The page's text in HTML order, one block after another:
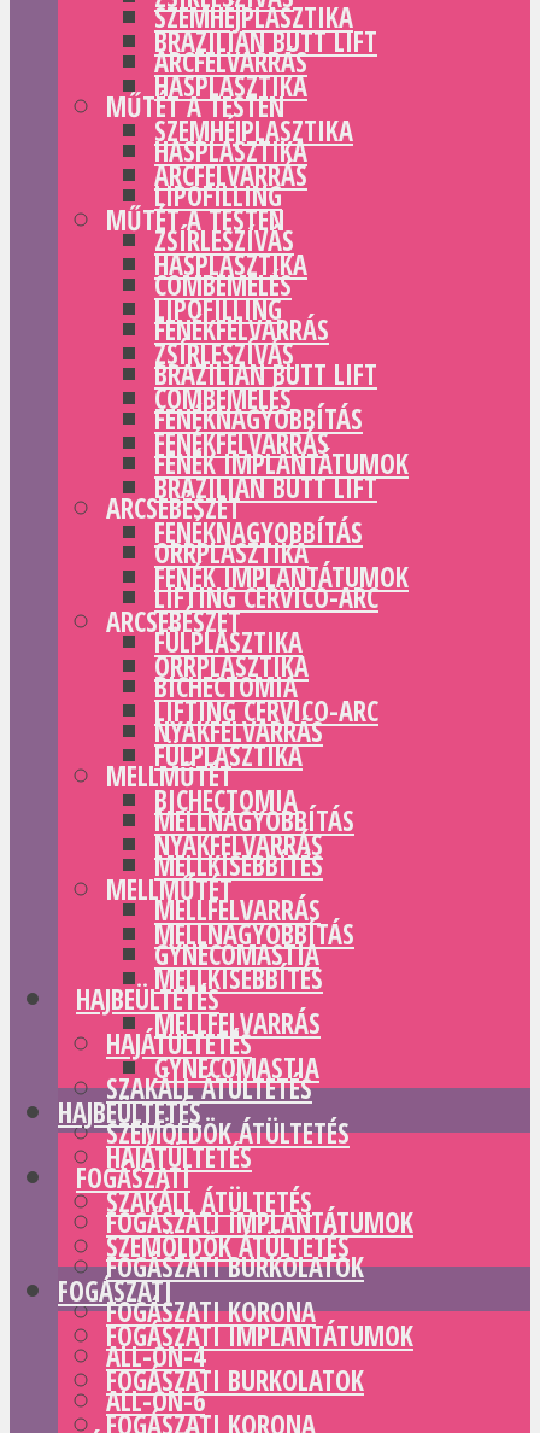
SZEMHÉJPLASZTIKA
ARCFELVARRÁS
MŰTÉT A TESTEN
HASPLASZTIKA
LIPOFILLING
ZSÍRLESZÍVÁS
COMBEMELÉS
FENÉKFELVARRÁS
BRAZILIAN BUTT LIFT
FENÉKNAGYOBBÍTÁS
FENÉK IMPLANTÁTUMOK
ARCSEBÉSZET
ORRPLASZTIKA
LIFTING CERVICO-ARC
FÜLPLASZTIKA
BICHECTOMIA
NYAKFELVARRÁS
MELLMŰTÉT
MELLNAGYOBBÍTÁS
MELLKISEBBÍTÉS
MELLFELVARRÁS
GYNECOMASTIA
HAJBEÜLTETÉS
HAJÁTÜLTETÉS
SZAKÁLL ÁTÜLTETÉS
SZEMÖLDÖK ÁTÜLTETÉS
FOGÁSZATI
FOGÁSZATI IMPLANTÁTUMOK
FOGÁSZATI BURKOLATOK
FOGÁSZATI KORONA
ALL-ON-4
ALL-ON-6
BRAZILIAN BUTT LIFT
HASPLASZTIKA
SZEMHÉJPLASZTIKA
ARCFELVARRÁS
MŰTÉT A TESTEN
HASPLASZTIKA
LIPOFILLING
ZSÍRLESZÍVÁS
COMBEMELÉS
FENÉKFELVARRÁS
BRAZILIAN BUTT LIFT
FENÉKNAGYOBBÍTÁS
FENÉK IMPLANTÁTUMOK
ARCSEBÉSZET
ORRPLASZTIKA
LIFTING CERVICO-ARC
FÜLPLASZTIKA
BICHECTOMIA
NYAKFELVARRÁS
MELLMŰTÉT
MELLNAGYOBBÍTÁS
MELLKISEBBÍTÉS
MELLFELVARRÁS
GYNECOMASTIA
HAJBEÜLTETÉS
HAJÁTÜLTETÉS
SZAKÁLL ÁTÜLTETÉS
SZEMÖLDÖK ÁTÜLTETÉS
FOGÁSZATI
FOGÁSZATI IMPLANTÁTUMOK
FOGÁSZATI BURKOLATOK
FOGÁSZATI KORONA